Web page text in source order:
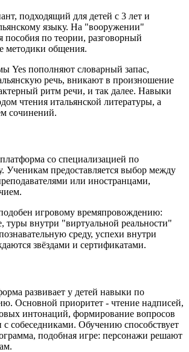
подходящий для детей с 3 лет и
языку. На "вооружении"
по теории, разговорный
методики общения.
Yes пополняют словарный запас,
речь, вникают в произношение
ритм речи, и так далее. Навыки
чтения итальянской литературы, а
сочинений.
со специализацией по
Ученикам предоставляется выбор между
или иностранцами,
игровому времяпровождению:
туры внутри "виртуальной реальности"
среду, успехи внутри
звёздами и сертификатами.
развивает у детей навыки по
Основной приоритет - чтение надписей,
интонаций, формирование вопросов
собеседниками. Обучению способствует
подобная игре: персонажи решают